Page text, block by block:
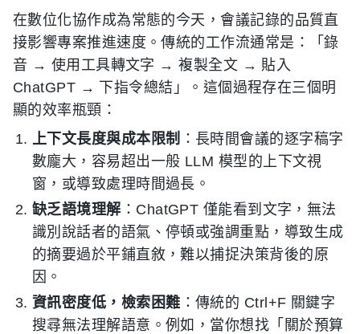
在數位化協作成為常態的今天，會議記錄的品質直
接影響專案推進速度。傳統的工作流通常是：「錄
音 → 使用工具轉文字 → 複製全文 → 貼入
ChatGPT → 下指令總結」。這個過程存在三個明
顯的效率瓶頸：
上下文長度與成本限制 ：長時間會議的逐字稿字
數龐大，容易超出一般 LLM 模型的上下文視
窗，或導致處理時間過長。
缺乏語境理解 ：ChatGPT 僅能看到文字，無法
識別說話者的語氣、停頓或強調重點，導致生成
的摘要過於平鋪直敘，難以捕捉決策背後的原
因。
資訊密度低，檢索困難 ：傳統的 Ctrl+F 關鍵字
搜尋無法理解語意。例如，當你想找「關於預算